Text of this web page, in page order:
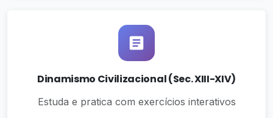
Dinamismo Civilizacional (Sec. XIII-XIV)
Estuda e pratica com exercícios interativos